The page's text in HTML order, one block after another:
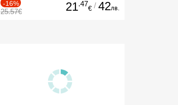
-16%
25.57€ 21.47
€ / 42лв.